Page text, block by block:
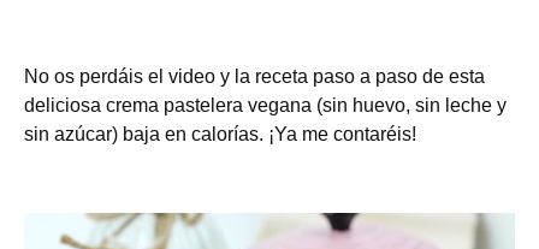
No os perdáis el video y la receta paso a paso de esta
deliciosa crema pastelera vegana (sin huevo, sin leche y
sin azúcar) baja en calorías. ¡Ya me contaréis!